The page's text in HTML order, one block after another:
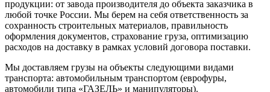
продукции: от завода производителя до объекта заказчика в
любой точке России. Мы берем на себя ответственность за
сохранность строительных материалов, правильность
оформления документов, страхование груза, оптимизацию
расходов на доставку в рамках условий договора поставки.
Мы доставляем грузы на объекты следующими видами
транспорта: автомобильным транспортом (еврофуры,
автомобили типа «ГАЗЕЛЬ» и манипуляторы).